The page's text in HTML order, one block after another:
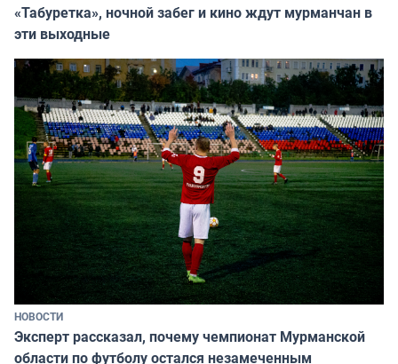
«Табуретка», ночной забег и кино ждут мурманчан в
эти выходные
НОВОСТИ
Эксперт рассказал, почему чемпионат Мурманской
области по футболу остался незамеченным